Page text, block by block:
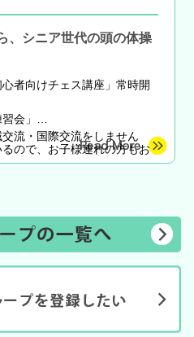
、シニア世代の頭の体操
心者向けチェス講座」常時開
会」
流・国際交流をしません
ので、お子様連れの方もお